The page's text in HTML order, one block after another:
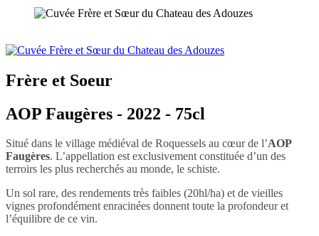
Frère et Soeur
AOP Faugères - 2022 - 75cl
Situé dans le village médiéval de Roquessels au cœur de l’AOP
Faugères. L’appellation est exclusivement constituée d’un des
terroirs les plus recherchés au monde, le schiste.
Un sol rare, des rendements très faibles (20hl/ha) et de vieilles
vignes profondément enracinées donnent toute la profondeur et
l’équilibre de ce vin.